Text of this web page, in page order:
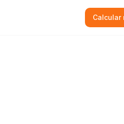
Calcular